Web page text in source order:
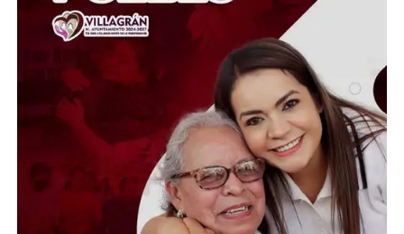
devengados.
De acuerdo con el titular de la SEP y la visión de la
presidenta Claudia Sheinbaum Pardo dentro de la Nueva
Escuela Mexicana, estas modalidades son incompatibles
con el Sistema Educativo Nacional, el cual busca
promover la cultura de paz y la no v10lenc14. Las
autoridades recordaron que la educación militar es
exclusiva de la Secretaría de la Defensa Nacional para la
formación de las Fuerzas Armadas y la Guardia Nacional.